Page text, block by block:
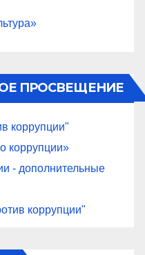
ПРОСВЕЩЕНИЕ
коррупции"
коррупции»
- дополнительные
коррупции"